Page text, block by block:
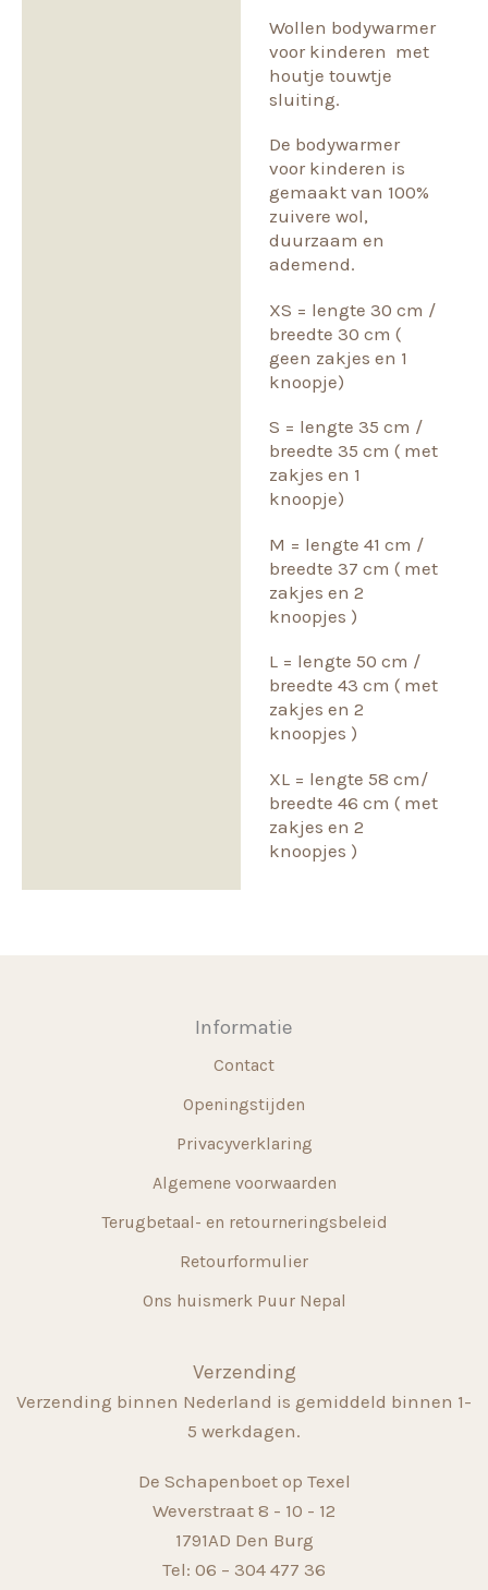
Wollen bodywarmer
voor kinderen met
houtje touwtje
sluiting.
De bodywarmer
voor kinderen is
gemaakt van 100%
zuivere wol,
duurzaam en
ademend.
XS = lengte 30 cm /
breedte 30 cm (
geen zakjes en 1
knoopje)
S = lengte 35 cm /
breedte 35 cm ( met
zakjes en 1
knoopje)
M = lengte 41 cm /
breedte 37 cm ( met
zakjes en 2
knoopjes )
L = lengte 50 cm /
breedte 43 cm ( met
zakjes en 2
knoopjes )
XL = lengte 58 cm/
breedte 46 cm ( met
zakjes en 2
knoopjes )
Informatie
Contact
Openingstijden
Privacyverklaring
Algemene voorwaarden
Terugbetaal- en retourneringsbeleid
Retourformulier
Ons huismerk Puur Nepal
Verzending
Verzending binnen Nederland is gemiddeld binnen 1-
5 werkdagen.
De Schapenboet op Texel
Weverstraat 8 - 10 - 12
1791AD Den Burg
Tel: 06 – 304 477 36